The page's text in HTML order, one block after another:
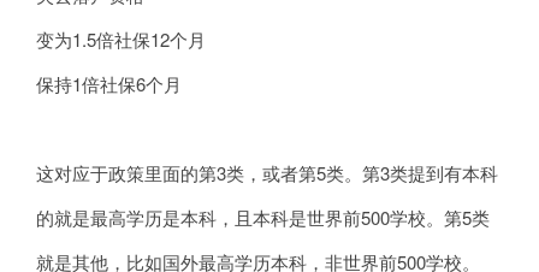
变为1.5倍社保12个月
保持1倍社保6个月
这对应于政策里面的第3类，或者第5类。第3类提到有本科
的就是最高学历是本科，且本科是世界前500学校。第5类
就是其他，比如国外最高学历本科，非世界前500学校。